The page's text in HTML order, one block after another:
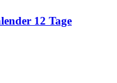
12 Tage